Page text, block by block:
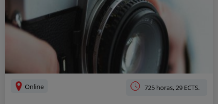
Online 725 horas, 29 ECTS.